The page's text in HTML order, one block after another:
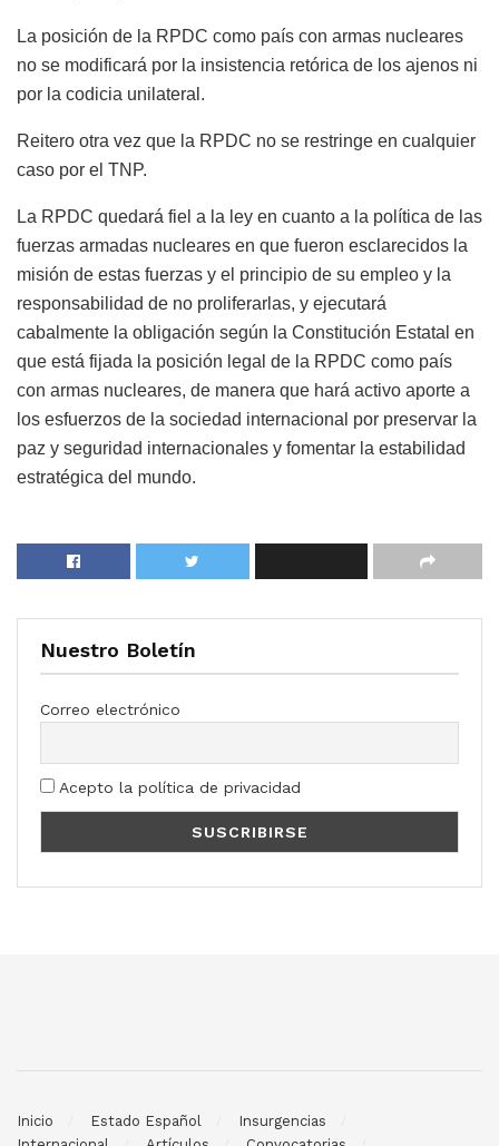
La posición de la RPDC como país con armas nucleares
no se modificará por la insistencia retórica de los ajenos ni
por la codicia unilateral.
Reitero otra vez que la RPDC no se restringe en cualquier
caso por el TNP.
La RPDC quedará fiel a la ley en cuanto a la política de las
fuerzas armadas nucleares en que fueron esclarecidos la
misión de estas fuerzas y el principio de su empleo y la
responsabilidad de no proliferarlas, y ejecutará
cabalmente la obligación según la Constitución Estatal en
que está fijada la posición legal de la RPDC como país
con armas nucleares, de manera que hará activo aporte a
los esfuerzos de la sociedad internacional por preservar la
paz y seguridad internacionales y fomentar la estabilidad
estratégica del mundo.
Nuestro Boletín
Correo electrónico
Acepto la política de privacidad
Inicio Estado Español
Insurgencias